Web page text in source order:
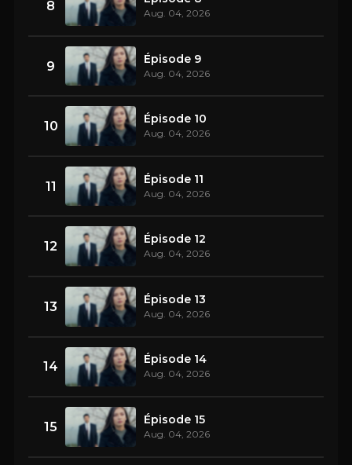
8 Aug. 04, 2026
9 Épisode 9
Aug. 04, 2026
10 Épisode 10
Aug. 04, 2026
11 Épisode 11
Aug. 04, 2026
12 Épisode 12
Aug. 04, 2026
13 Épisode 13
Aug. 04, 2026
14 Épisode 14
Aug. 04, 2026
15 Épisode 15
Aug. 04, 2026